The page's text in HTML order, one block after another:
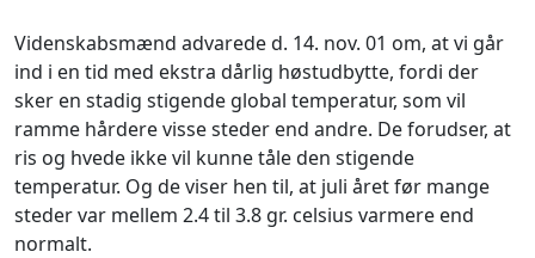
Videnskabsmænd advarede d. 14. nov. 01 om, at vi går
ind i en tid med ekstra dårlig høstudbytte, fordi der
sker en stadig stigende global temperatur, som vil
ramme hårdere visse steder end andre. De forudser, at
ris og hvede ikke vil kunne tåle den stigende
temperatur. Og de viser hen til, at juli året før mange
steder var mellem 2.4 til 3.8 gr. celsius varmere end
normalt.